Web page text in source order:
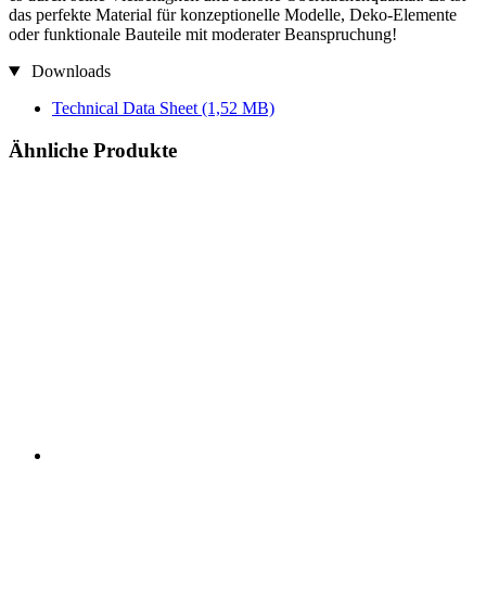
das perfekte Material für konzeptionelle Modelle, Deko-Elemente
oder funktionale Bauteile mit moderater Beanspruchung!
Downloads
Technical Data Sheet (1,52 MB)
Ähnliche Produkte